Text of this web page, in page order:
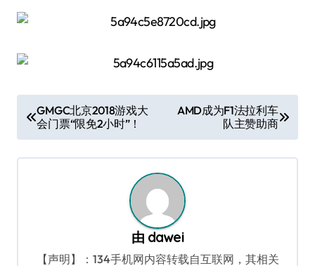
章
导
GMGC北京2018游戏大
会门票“限免2小时”！
AMD成为F1法拉利车
队主赞助商
由 dawei
【声明】：134手机网内容转载自互联网，其相关